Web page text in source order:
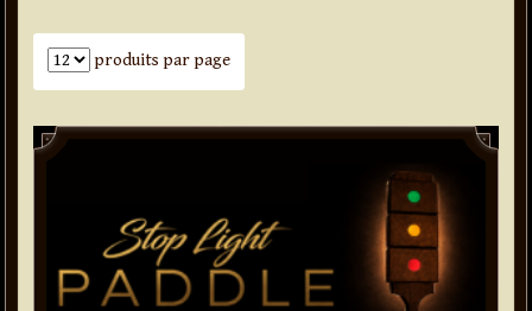
Nombre de produits par page
produits par page
Paddle